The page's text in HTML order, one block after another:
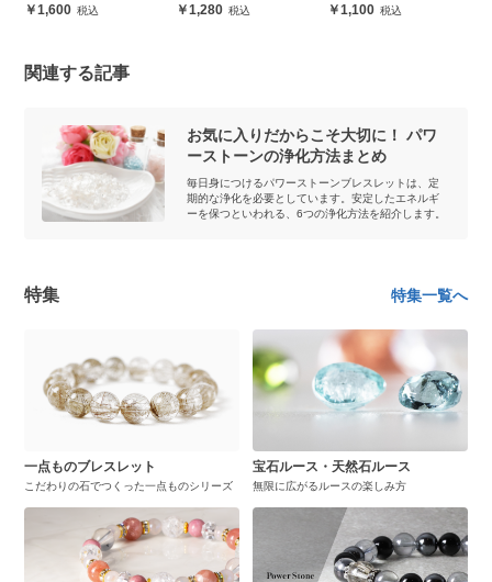
1,600 1,280 1,100
関連する記事
お気に入りだからこそ大切に！ パワ
ーストーンの浄化方法まとめ
毎日身につけるパワーストーンブレスレットは、定
期的な浄化を必要としています。安定したエネルギ
ーを保つといわれる、6つの浄化方法を紹介します。
特集 特集一覧へ
一点ものブレスレット
こだわりの石でつくった一点ものシリーズ
宝石ルース・天然石ルース
無限に広がるルースの楽しみ方